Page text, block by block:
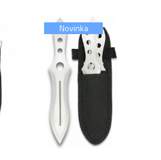
Novinka